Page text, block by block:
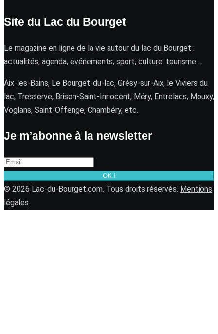
Site du Lac du Bourget
Le magazine en ligne de la vie autour du lac du Bourget :
actualités, agenda, événements, sport, culture, tourisme …
Aix-les-Bains, Le Bourget-du-lac, Grésy-sur-Aix, le Viviers du
lac, Tresserve, Brison-Saint-Innocent, Méry, Entrelacs, Mouxy,
Voglans, Saint-Offenge, Chambéry, etc.
Je m’abonne à la newsletter
OK !
© 2026 Lac-du-Bourget.com. Tous droits réservés. Mentions
légales